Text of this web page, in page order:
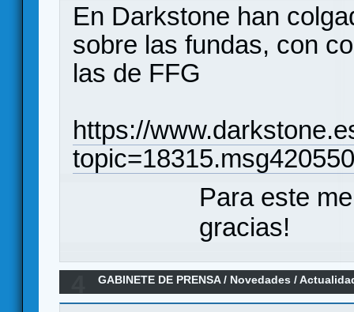
En Darkstone han
sobre las fundas, con
las de FFG
https://
Para este
gracias!
GABINETE DE PRENSA/ Novedades /